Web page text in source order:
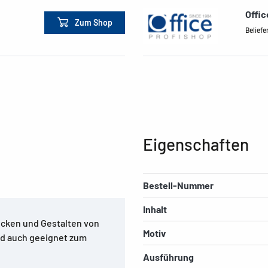
Zum Shop
und Gestalten von
auch geeignet zum
Eigenschaften
Bestell-Nummer
Inhalt
Motiv
Ausführung